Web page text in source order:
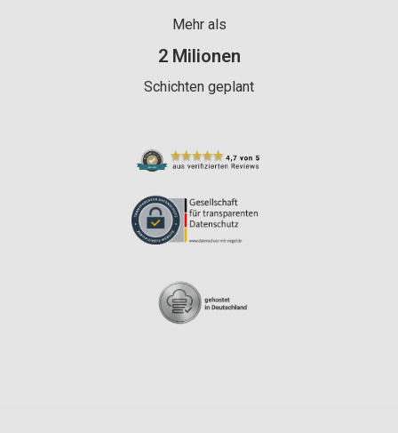
Mehr als
Mehr als 2 Milionen Schichten geplant
2Milionen
Schichten geplant